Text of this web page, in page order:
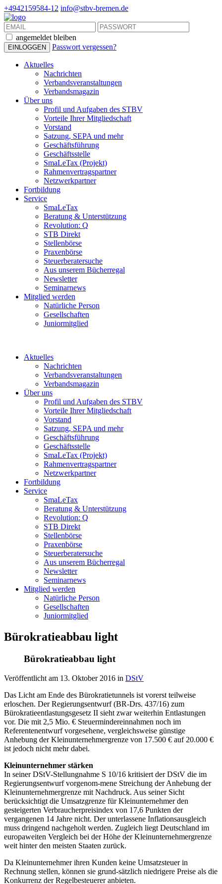
+4942159584-12 info@stbv-bremen.de
angemeldet bleiben
Passwort vergessen?
Aktuelles
Nachrichten
Verbandsveranstaltungen
Verbandsmagazin
Über uns
Profil und Aufgaben des STBV
Vorteile Ihrer Mitgliedschaft
Vorstand
Satzung, SEPA und mehr
Geschäftsführung
Geschäftsstelle
SmaLeTax (Projekt)
Rahmenvertragspartner
Netzwerkpartner
Fortbildung
Service
SmaLeTax
Beratung & Unterstützung
Revolution: Q
STB Direkt
Stellenbörse
Praxenbörse
Steuerberatersuche
Aus unserem Bücherregal
Newsletter
Seminarnews
Mitglied werden
Natürliche Person
Gesellschaften
Juniormitglied
Aktuelles
Nachrichten
Verbandsveranstaltungen
Verbandsmagazin
Über uns
Profil und Aufgaben des STBV
Vorteile Ihrer Mitgliedschaft
Vorstand
Satzung, SEPA und mehr
Geschäftsführung
Geschäftsstelle
SmaLeTax (Projekt)
Rahmenvertragspartner
Netzwerkpartner
Fortbildung
Service
SmaLeTax
Beratung & Unterstützung
Revolution: Q
STB Direkt
Stellenbörse
Praxenbörse
Steuerberatersuche
Aus unserem Bücherregal
Newsletter
Seminarnews
Mitglied werden
Natürliche Person
Gesellschaften
Juniormitglied
Bürokratieabbau light
Bürokratieabbau light
Veröffentlicht am 13. Oktober 2016 in DStV
Das Licht am Ende des Bürokratietunnels ist vorerst teilweise
erloschen. Der Regierungsentwurf (BR-Drs. 437/16) zum
Bürokratieentlastungsgesetz II sieht zwar weiterhin Entlastungen
vor. Die mit 2,5 Mio. € Steuermindereinnahmen noch im
Referentenentwurf vorgesehene, vergleichsweise günstige
Anhebung der Kleinunternehmergrenze von 17.500 € auf 20.000 €
ist jedoch nicht mehr dabei.
Kleinunternehmer stärken
In seiner DStV-Stellungnahme S 10/16 kritisiert der DStV die im
Regierungsentwurf vorgenom-mene Streichung der Anhebung der
Kleinunternehmergrenze mit Nachdruck. Aus seiner Sicht
berücksichtigt die Umsatzgrenze für Kleinunternehmer den
gesteigerten Verbraucherpreisindex von 17,6 Punkten der
vergangenen 14 Jahre nicht. Der unterlassene Inflationsausgleich
muss dringend nachgeholt werden. Zugleich liegt Deutschland im
europaweiten Vergleich bei der Höhe der Kleinunternehmergrenze
weit hinter den meisten Staaten zurück.
Da Kleinunternehmer ihren Kunden keine Umsatzsteuer in
Rechnung stellen, können sie grund-sätzlich niedrigere Preise als die
Konkurrenz der Regelbesteuerer anbieten.